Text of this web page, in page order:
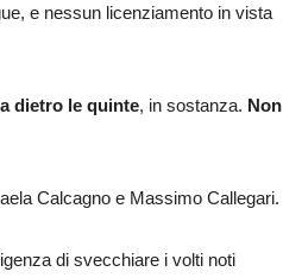
e nessun licenziamento in vista
dietro le quinte, in sostanza. Non
Calcagno e Massimo Callegari.
di svecchiare i volti noti